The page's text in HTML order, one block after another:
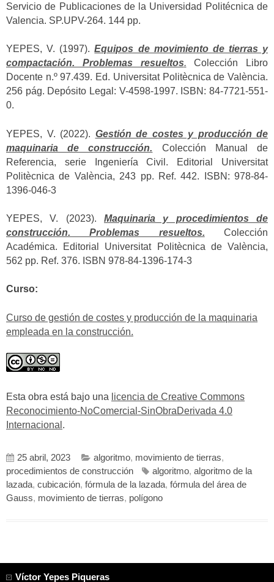
Servicio de Publicaciones de la Universidad Politécnica de
Valencia. SP.UPV-264. 144 pp.
YEPES, V. (1997).Equipos de movimiento de tierras y
compactación. Problemas resueltos. Colección Libro
Docente n.º 97.439. Ed. Universitat Politècnica de València.
256 pág. Depósito Legal: V-4598-1997. ISBN: 84-7721-551-
0.
YEPES, V. (2022). Gestión de costes y producción de
maquinaria de construcción. Colección Manual de
Referencia, serie Ingeniería Civil. Editorial Universitat
Politècnica de València, 243 pp. Ref. 442. ISBN: 978-84-
1396-046-3
YEPES, V. (2023). Maquinaria y procedimientos de
construcción. Problemas resueltos. Colección
Académica. Editorial Universitat Politècnica de València,
562 pp. Ref. 376. ISBN 978-84-1396-174-3
Curso:
Curso de gestión de costes y producción de la maquinaria
empleada en la construcción.
Esta obra está bajo una licencia de Creative Commons
Reconocimiento-NoComercial-SinObraDerivada 4.0
Internacional .
25 abril, 2023 algoritmo, movimiento de tierras,
procedimientos de construcción
algoritmo, algoritmo de la
lazada, cubicación, fórmula de la lazada, fórmula del área de
Gauss, movimiento de tierras, polígono
Víctor Yepes Piqueras